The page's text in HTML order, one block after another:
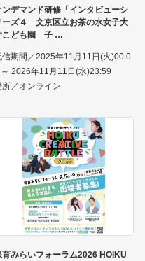
ンデマンド研修「インタビューシ
ーズ４ 文京区立お茶の水女子大
こども園 子
信期間／2025年11月11日(火)00:0
2026年11月11日(水)23:59
所／オンライン
育みらいフォーラム2026 HOIKU